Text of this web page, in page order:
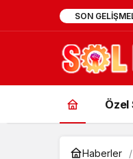
SON
Özel
Haberler